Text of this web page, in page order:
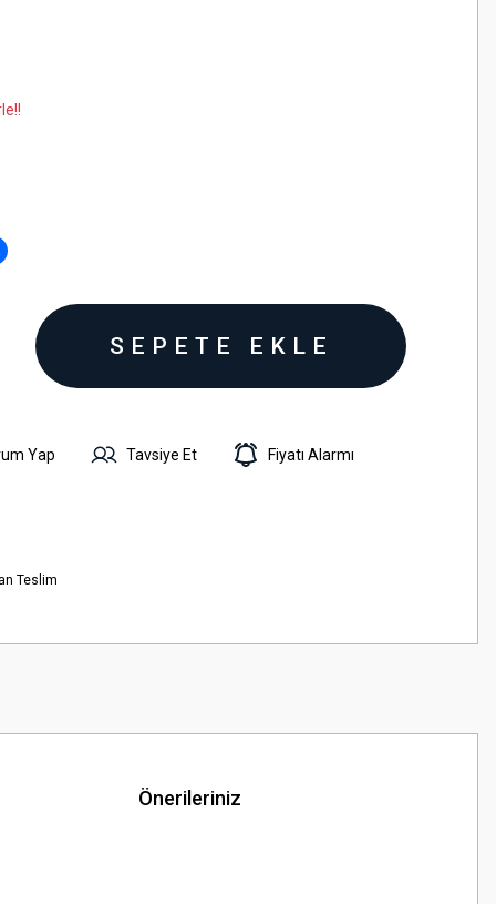
SEPETE EKLE
Yap Tavsiye Et Fiyatı Alarmı
Teslim
Önerileriniz